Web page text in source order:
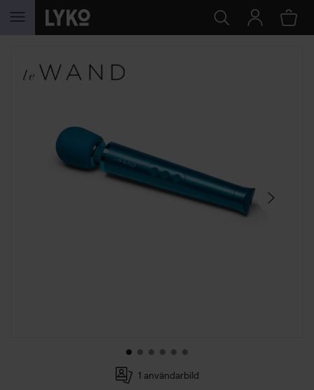
HOPPA TILL INNEHÅLLET
HOPPA ÖVER SEKTIONEN
1 användarbild